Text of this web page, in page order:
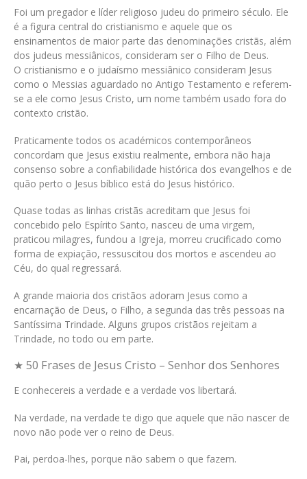
Foi um pregador e líder religioso judeu do primeiro século. Ele
é a figura central do cristianismo e aquele que os
ensinamentos de maior parte das denominações cristãs, além
dos judeus messiânicos, consideram ser o Filho de Deus.
O cristianismo e o judaísmo messiânico consideram Jesus
como o Messias aguardado no Antigo Testamento e referem-
se a ele como Jesus Cristo, um nome também usado fora do
contexto cristão.
Praticamente todos os académicos contemporâneos
concordam que Jesus existiu realmente, embora não haja
consenso sobre a confiabilidade histórica dos evangelhos e de
quão perto o Jesus bíblico está do Jesus histórico.
Quase todas as linhas cristãs acreditam que Jesus foi
concebido pelo Espírito Santo, nasceu de uma virgem,
praticou milagres, fundou a Igreja, morreu crucificado como
forma de expiação, ressuscitou dos mortos e ascendeu ao
Céu, do qual regressará.
A grande maioria dos cristãos adoram Jesus como a
encarnação de Deus, o Filho, a segunda das três pessoas na
Santíssima Trindade. Alguns grupos cristãos rejeitam a
Trindade, no todo ou em parte.
★ 50 Frases de Jesus Cristo – Senhor dos Senhores
E conhecereis a verdade e a verdade vos libertará.
Na verdade, na verdade te digo que aquele que não nascer de
novo não pode ver o reino de Deus.
Pai, perdoa-lhes, porque não sabem o que fazem.